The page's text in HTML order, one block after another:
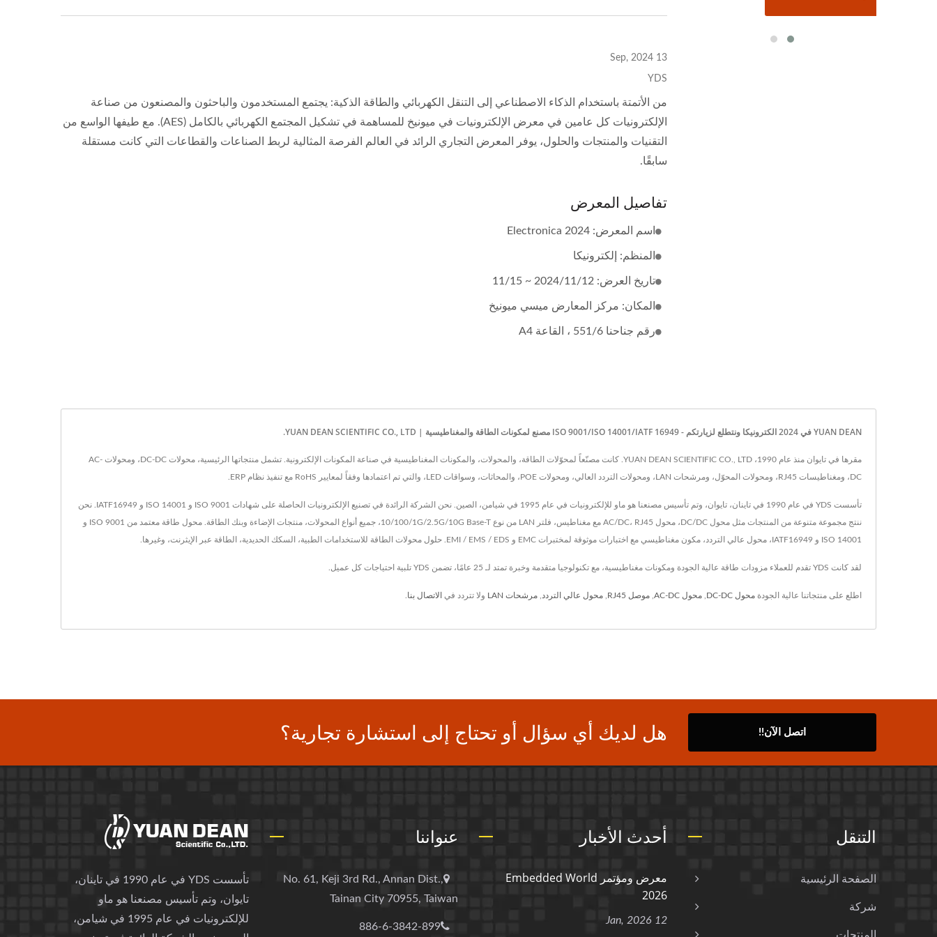
13 Sep, 2024
YDS
من الأتمتة باستخدام الذكاء الاصطناعي إلى التنقل الكهربائي والطاقة الذكية: يجتمع المستخدمون والباحثون والمصنعون من صناعة
الإلكترونيات كل عامين في معرض الإلكترونيات في ميونيخ للمساهمة في تشكيل المجتمع الكهربائي بالكامل (AES). مع طيفها الواسع من
التقنيات والمنتجات والحلول، يوفر المعرض التجاري الرائد في العالم الفرصة المثالية لربط الصناعات والقطاعات التي كانت مستقلة
سابقًا.
تفاصيل المعرض
اسم المعرض: 2024 Electronica
المنظم: إلكترونيكا
تاريخ العرض: 2024/11/12 ~ 11/15
المكان: مركز المعارض ميسي ميونيخ
رقم جناحنا 551/6 ، القاعة A4
YUAN DEAN في 2024 الكترونيكا ونتطلع لزيارتكم - ISO 9001/ISO 14001/IATF 16949 مصنع لمكونات الطاقة والمغناطيسية | YUAN DEAN SCIENTIFIC CO., LTD.
مقرها في تايوان منذ عام 1990، YUAN DEAN SCIENTIFIC CO., LTD. كانت مصنّعاً لمحوّلات الطاقة، والمحولات، والمكونات المغناطيسية في صناعة المكونات الإلكترونية. تشمل منتجاتها الرئيسية، محولات DC-DC، ومحولات AC-
DC، ومغناطيسات RJ45، ومحولات المحوّل، ومرشحات LAN، ومحولات التردد العالي، ومحولات POE، والمحاثات، وسواقات LED، والتي تم اعتمادها وفقاً لمعايير RoHS مع تنفيذ نظام ERP.
تأسست YDS في عام 1990 في تاينان، تايوان، وتم تأسيس مصنعنا هو ماو للإلكترونيات في عام 1995 في شيامن، الصين. نحن الشركة الرائدة في تصنيع الإلكترونيات الحاصلة على شهادات ISO 9001 و ISO 14001 و IATF16949. نحن
ننتج مجموعة متنوعة من المنتجات مثل محول DC/DC، محول AC/DC، RJ45 مع مغناطيس، فلتر LAN من نوع 10/100/1G/2.5G/10G Base-T، جميع أنواع المحولات، منتجات الإضاءة وبنك الطاقة. محول طاقة معتمد من ISO 9001 و
ISO 14001 و IATF16949، محول عالي التردد، مكون مغناطيسي مع اختبارات موثوقة لمختبرات EMC و EMI / EMS / EDS. حلول محولات الطاقة للاستخدامات الطبية، السكك الحديدية، الطاقة عبر الإيثرنت، وغيرها.
لقد كانت YDS تقدم للعملاء مزودات طاقة عالية الجودة ومكونات مغناطيسية، مع تكنولوجيا متقدمة وخبرة تمتد لـ 25 عامًا، تضمن YDS تلبية احتياجات كل عميل.
اطلع على منتجاتنا عالية الجودة محول DC-DC محول AC-DC موصل RJ45 محول عالي التردد مرشحات LAN ولا تتردد في الاتصال بنا
هل لديك أي سؤال أو تحتاج إلى استشارة تجارية؟ اتصل الآن!!
تأسست YDS في عام 1990 في تاينان،
تايوان، وتم تأسيس مصنعنا هو ماو
للإلكترونيات في عام 1995 في شيامن،
عنواننا
No. 61, Keji 3rd Rd., Annan Dist.,
Tainan City 70955, Taiwan
886-6-3842-899
أحدث الأخبار
معرض ومؤتمر Embedded World
2026
12 Jan, 2026
التنقل
الصفحة الرئيسية
شركة